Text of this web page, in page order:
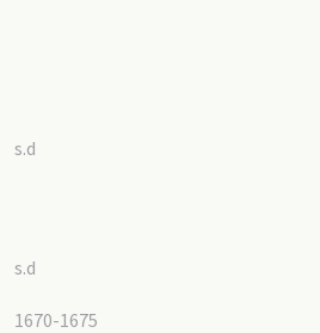
s.d
s.d
1670-1675